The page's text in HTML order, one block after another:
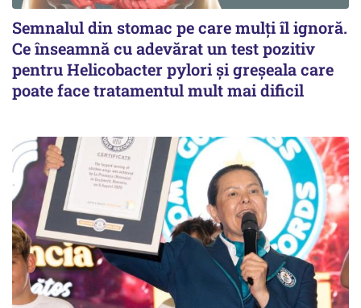
Semnalul din stomac pe care mulți îl ignoră.
Ce înseamnă cu adevărat un test pozitiv
pentru Helicobacter pylori și greșeala care
poate face tratamentul mult mai dificil